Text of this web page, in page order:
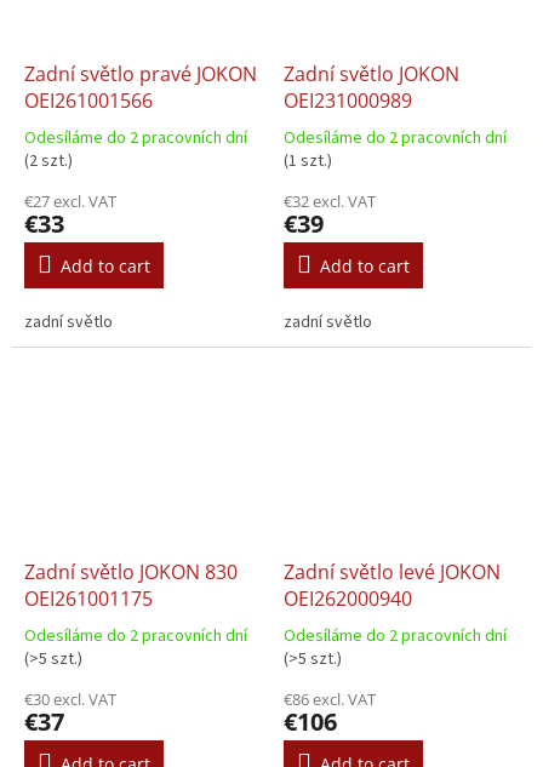
Zadní světlo pravé JOKON
OEI261001566
Odesíláme do 2 pracovních dní
(2 szt.)
€27 excl. VAT
€33
Add to cart
zadní světlo
Zadní světlo JOKON
OEI231000989
Odesíláme do 2 pracovních dní
(1 szt.)
€32 excl. VAT
€39
Add to cart
zadní světlo
Zadní světlo JOKON 830
OEI261001175
Odesíláme do 2 pracovních dní
(>5 szt.)
€30 excl. VAT
€37
Zadní světlo levé JOKON
OEI262000940
Odesíláme do 2 pracovních dní
(>5 szt.)
€86 excl. VAT
€106